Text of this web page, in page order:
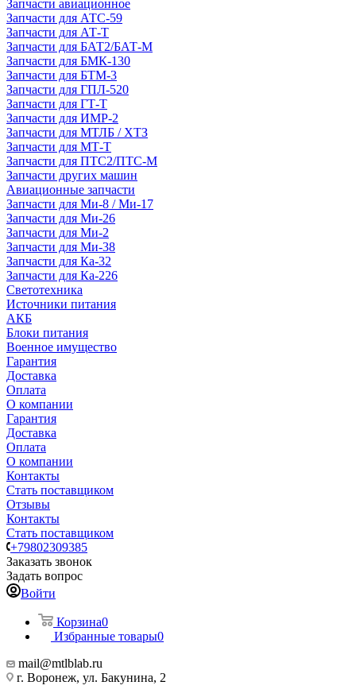
Запчасти авиационное
Запчасти для АТС-59
Запчасти для АТ-Т
Запчасти для БАТ2/БАТ-М
Запчасти для БМК-130
Запчасти для БТМ-3
Запчасти для ГПЛ-520
Запчасти для ГТ-Т
Запчасти для ИМР-2
Запчасти для МТЛБ / ХТЗ
Запчасти для МТ-Т
Запчасти для ПТС2/ПТС-М
Запчасти других машин
Авиационные запчасти
Запчасти для Ми-8 / Ми-17
Запчасти для Ми-26
Запчасти для Ми-2
Запчасти для Ми-38
Запчасти для Ка-32
Запчасти для Ка-226
Светотехника
Источники питания
АКБ
Блоки питания
Военное имущество
Гарантия
Доставка
Оплата
О компании
Гарантия
Доставка
Оплата
О компании
Контакты
Стать поставщиком
Отзывы
Контакты
Стать поставщиком
+79802309385
Заказать звонок
Задать вопрос
Войти
Корзина0
Избранные товары0
mail@mtlblab.ru
г. Воронеж, ул. Бакунина, 2